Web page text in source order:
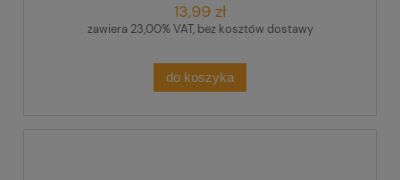
13,99 zł
zawiera 23,00% VAT, bez kosztów dostawy
do koszyka